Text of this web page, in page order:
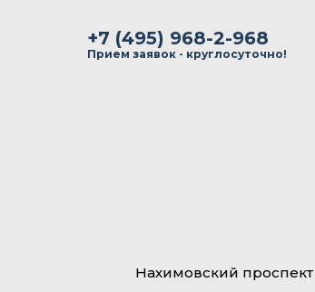
+7 (495) 968-2-968
Прием заявок - круглосуточно!
Нахимовский проспект